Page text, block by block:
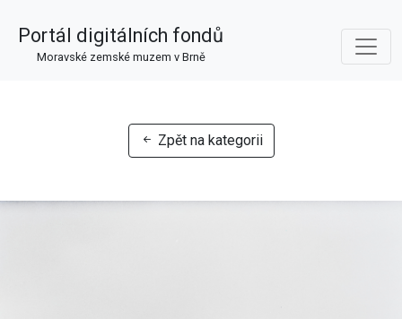
Portál digitálních fondů
Moravské zemské muzem v Brně
Zpět na kategorii